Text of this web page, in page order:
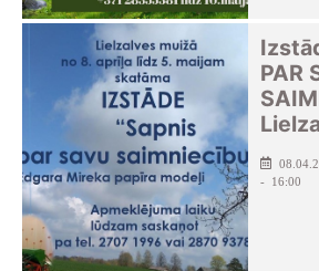
PAR
- 16:00